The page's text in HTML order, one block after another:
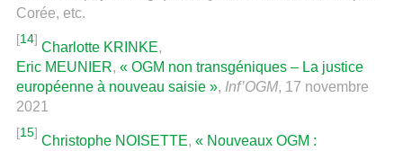
Corée, etc.
[14]
Charlotte KRINKE,
Eric MEUNIER, « OGM non transgéniques – La justice
européenne à nouveau saisie », Inf’OGM, 17 novembre
2021
[15]
Christophe NOISETTE, « Nouveaux OGM :